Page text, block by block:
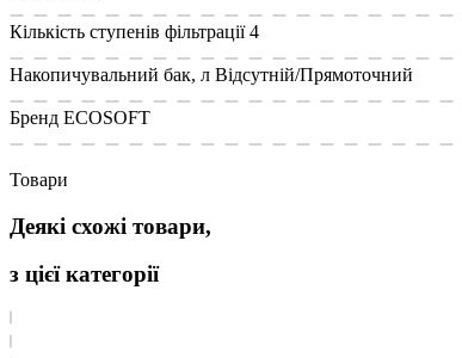
Кількість ступенів фільтрації 4
Накопичувальний бак, л Відсутній/Прямоточний
Бренд ECOSOFT
Товари
Деякі схожі товари,
з цієї категорії